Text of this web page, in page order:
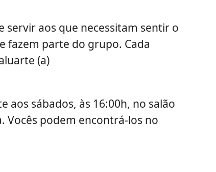
servir aos que necessitam sentir o
fazem parte do grupo. Cada
(a)
aos sábados, às 16:00h, no salão
Vocês podem encontrá-los no